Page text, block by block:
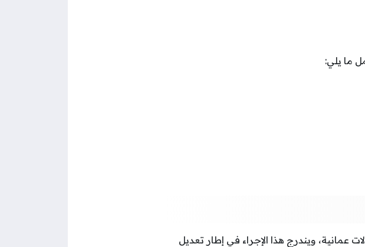
ما يلي:
تغيير اسم السجل التجاري في سلطنة عمان (10) ريالات عمانية، ويندرج هذا الإجراء في إطار تعديل